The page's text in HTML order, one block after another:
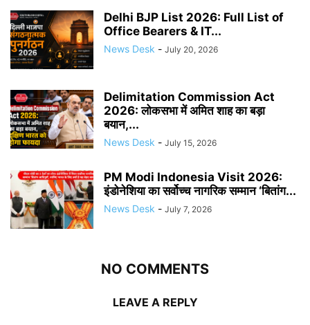
Delhi BJP List 2026: Full List of
Office Bearers & IT...
News Desk - July 20, 2026
Delimitation Commission Act
2026: लोकसभा में अमित शाह का बड़ा
बयान,...
News Desk - July 15, 2026
PM Modi Indonesia Visit 2026:
इंडोनेशिया का सर्वोच्च नागरिक सम्मान ‘बितांग...
News Desk - July 7, 2026
NO COMMENTS
LEAVE A REPLY